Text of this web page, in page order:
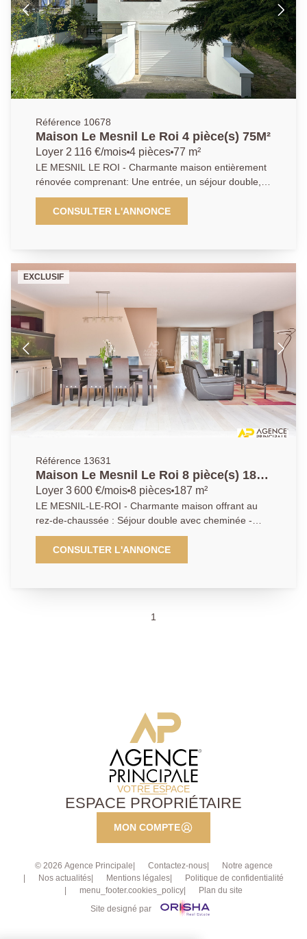
Référence 10678
Maison Le Mesnil Le Roi 4 pièce(s) 75M²
Loyer 2 116 €/mois 4 pièces 77 m²
LE MESNIL LE ROI - Charmante maison entièrement
rénovée comprenant: Une entrée, un séjour double,
une cuisine équipée, 2 chambres, salle d'eau avec wc
et wc indépendant. Au sous-sol: une buanderie,
grande pièce, Cave, pièce avec accès jardin. Garage.
Loyer 2 116€ - Dépôt de garantie 2116 €
A.P.01.39.62.04.04.
CONSULTER L'ANNONCE
EXCLUSIF
Référence 13631
Maison Le Mesnil Le Roi 8 pièce(s) 187
m2
Loyer 3 600 €/mois 8 pièces 187 m²
LE MESNIL-LE-ROI - Charmante maison offrant au
rez-de-chaussée : Séjour double avec cheminée -
Cuisine ouverte aménagée et équipée - Véranda
ouvrant sur jardin - Arrière cuisine - Cave à vin. A l
étage : 5 chambres dont une suite parentale - Salle
L'ensemble des peintures des chambres seront
CONSULTER L'ANNONCE
1
VOTRE ESPACE
ESPACE PROPRIÉTAIRE
MON COMPTE
© 2026 Agence Principale Contactez-nous
Notre agence
Nos actualités
Mentions légales
Politique de confidentialité
menu_footer.cookies_policy
Plan du site
Site designé par